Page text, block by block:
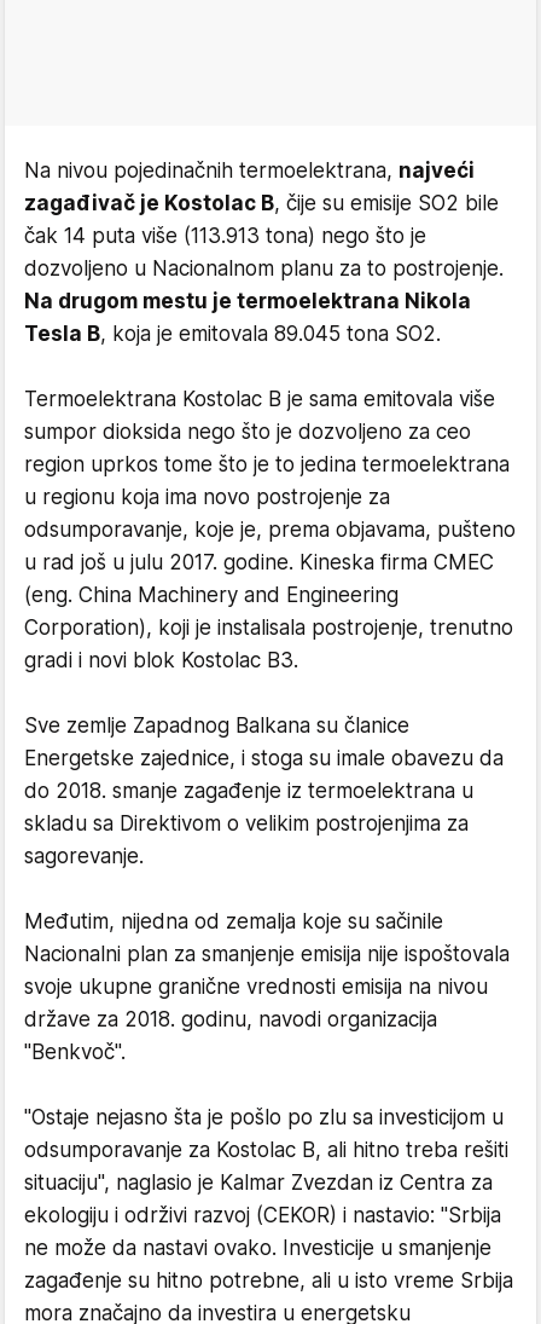
Na nivou pojedinačnih termoelektrana, najveći
zagađivač je Kostolac B, čije su emisije SO2 bile
čak 14 puta više (113.913 tona) nego što je
dozvoljeno u Nacionalnom planu za to postrojenje.
Na drugom mestu je termoelektrana Nikola
Tesla B, koja je emitovala 89.045 tona SO2.
Termoelektrana Kostolac B je sama emitovala više
sumpor dioksida nego što je dozvoljeno za ceo
region uprkos tome što je to jedina termoelektrana
u regionu koja ima novo postrojenje za
odsumporavanje, koje je, prema objavama, pušteno
u rad još u julu 2017. godine. Kineska firma CMEC
(eng. China Machinery and Engineering
Corporation), koji je instalisala postrojenje, trenutno
gradi i novi blok Kostolac B3.
Sve zemlje Zapadnog Balkana su članice
Energetske zajednice, i stoga su imale obavezu da
do 2018. smanje zagađenje iz termoelektrana u
skladu sa Direktivom o velikim postrojenjima za
sagorevanje.
Međutim, nijedna od zemalja koje su sačinile
Nacionalni plan za smanjenje emisija nije ispoštovala
svoje ukupne granične vrednosti emisija na nivou
države za 2018. godinu, navodi organizacija
"Benkvoč".
"Ostaje nejasno šta je pošlo po zlu sa investicijom u
odsumporavanje za Kostolac B, ali hitno treba rešiti
situaciju", naglasio je Kalmar Zvezdan iz Centra za
ekologiju i održivi razvoj (CEKOR) i nastavio: "Srbija
ne može da nastavi ovako. Investicije u smanjenje
zagađenje su hitno potrebne, ali u isto vreme Srbija
mora značajno da investira u energetsku